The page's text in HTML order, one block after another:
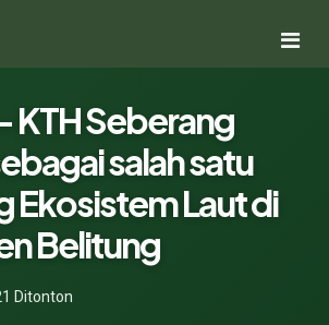
KTH Seberang
salah satu
Ekosistem Laut di
Belitung
Ditonton